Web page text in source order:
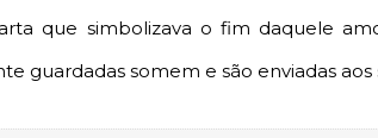
que simbolizava o fim daquele
guardadas somem e são enviadas aos